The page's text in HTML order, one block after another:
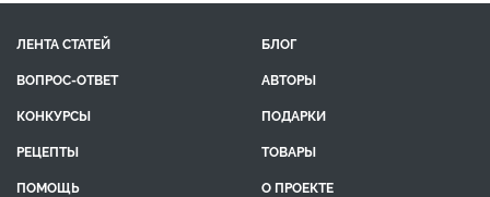
ЛЕНТА СТАТЕЙ
БЛОГ
ВОПРОС-ОТВЕТ
АВТОРЫ
КОНКУРСЫ
ПОДАРКИ
РЕЦЕПТЫ
ТОВАРЫ
ПОМОЩЬ
О ПРОЕКТЕ